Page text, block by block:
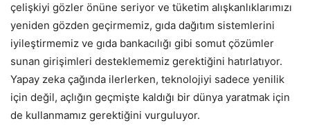
çelişkiyi gözler önüne seriyor ve tüketim alışkanlıklarımızı
yeniden gözden geçirmemiz, gıda dağıtım sistemlerini
iyileştirmemiz ve gıda bankacılığı gibi somut çözümler
sunan girişimleri desteklememiz gerektiğini hatırlatıyor.
Yapay zeka çağında ilerlerken, teknolojiyi sadece yenilik
için değil, açlığın geçmişte kaldığı bir dünya yaratmak için
de kullanmamız gerektiğini vurguluyor.